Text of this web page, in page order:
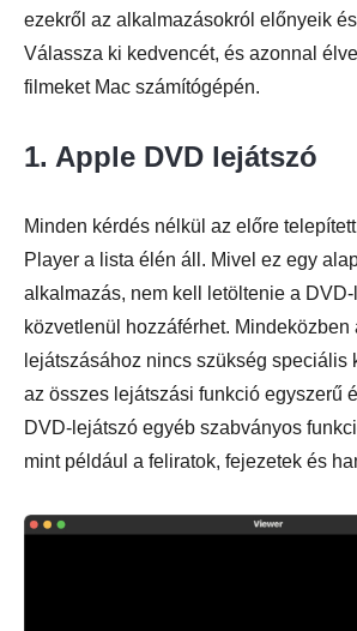
ezekről az alkalmazásokról előnyeik
Válassza ki kedvencét, és azonnal
filmeket Mac számítógépén.
1. Apple DVD lejátszó
Minden kérdés nélkül az előre
Player a lista élén áll. Mivel ez egy
alkalmazás, nem kell letöltenie a
közvetlenül hozzáférhet. Mindeközben
lejátszásához nincs szükség speciális
az összes lejátszási funkció egyszerű
DVD-lejátszó egyéb szabványos
mint például a feliratok, fejezetek és